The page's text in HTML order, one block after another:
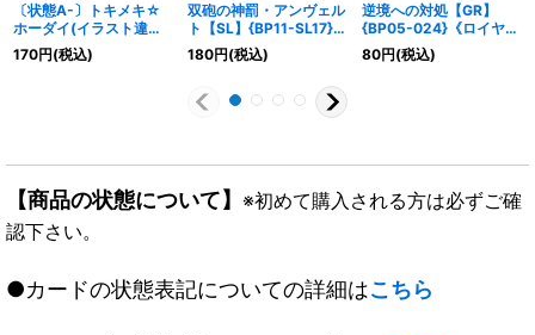
〔状態A-〕トキメキ☆
ホーダイ(イラスト違い)
【PR】{PR-145}《ロイ
ヤル》
170円(税込)
双砲の神罰・アンヴェル
ト【SL】{BP11-SL17}
《ビショップ》
180円(税込)
逆境への対処【GR】
{BP05-024}《ロイヤ
ル》
80円(税込)
【商品の状態について】 ※初めて購入される方は必ずご確
認下さい。
●カードの状態表記についての詳細はこちら